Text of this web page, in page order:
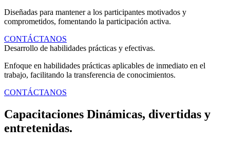
Diseñadas para mantener a los participantes motivados y
comprometidos, fomentando la participación activa.
CONTÁCTANOS
Desarrollo de habilidades prácticas y efectivas.
Enfoque en habilidades prácticas aplicables de inmediato en el
trabajo, facilitando la transferencia de conocimientos.
CONTÁCTANOS
Capacitaciones Dinámicas, divertidas y
entretenidas.